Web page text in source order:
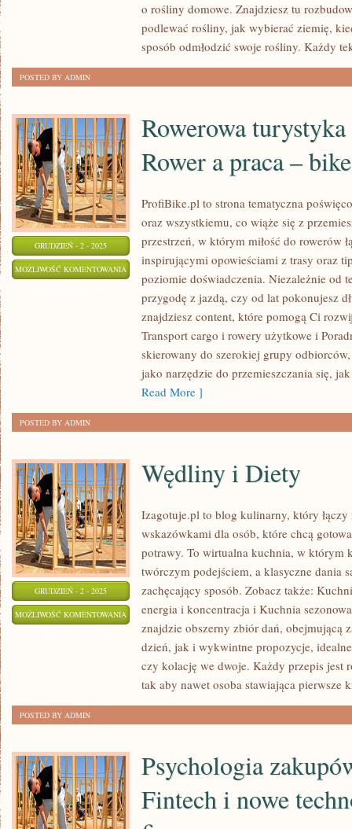
o rośliny domowe. Znajdziesz tu
podlewać rośliny, jak wybierać ziemię,
sposób odmłodzić swoje rośliny. Każdy
POSTED BY ADMIN
GRUDZIEŃ - 2 - 2025
MOŻLIWOŚĆ KOMENTOWANIA ROWEROWA
TURYSTYKA
RODZINNA
PRACA
Rowerowa
Rower a praca –
ProfiBike.pl to strona tematyczna
oraz wszystkiemu, co wiąże się z
przestrzeń, w którym miłość do rowerów
inspirującymi opowieściami z trasy oraz
poziomie doświadczenia. Niezależnie od
przygodę z jazdą, czy od lat pokonujesz
znajdziesz content, które pomogą Ci
Transport cargo i rowery użytkowe i
skierowany do szerokiej grupy
jako narzędzie do przemieszczania się,
Read More ]
POSTED BY ADMIN
GRUDZIEŃ - 2 - 2025
MOŻLIWOŚĆ KOMENTOWANIA WĘDLINY
DIETY
Wędliny i Diety
Izagotuje.pl to blog kulinarny, który
wskazówkami dla osób, które chcą
potrawy. To wirtualna kuchnia, w którym
twórczym podejściem, a klasyczne dania
zachęcający sposób. Zobacz także:
energia i koncentracja i Kuchnia
znajdzie obszerny zbiór dań, obejmującą
dzień, jak i wykwintne propozycje,
czy kolację we dwoje. Każdy przepis jest
tak aby nawet osoba stawiająca pierwsze
POSTED BY ADMIN
Psychologia
Fintech i nowe